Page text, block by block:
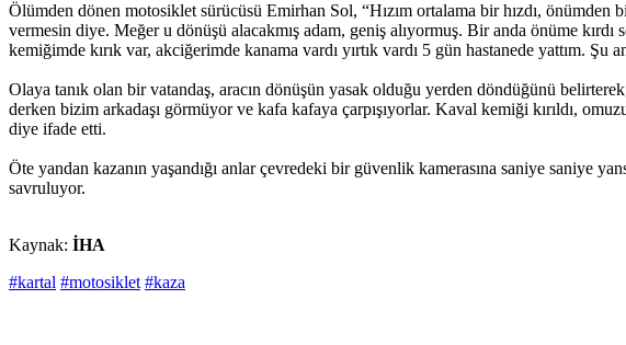
Ölümden dönen motosiklet sürücüsü Emirhan Sol, “Hızım ortalama bir hızdı,
vermesin diye. Meğer u dönüşü alacakmış adam, geniş alıyormuş. Bir anda önüme
kemiğimde kırık var, akciğerimde kanama vardı yırtık vardı 5 gün hastanede yattım. Şu
Olaya tanık olan bir vatandaş, aracın dönüşün yasak olduğu yerden döndüğünü
derken bizim arkadaşı görmüyor ve kafa kafaya çarpışıyorlar. Kaval kemiği kırıldı,
diye ifade etti.
Öte yandan kazanın yaşandığı anlar çevredeki bir güvenlik kamerasına saniye saniye
savruluyor.
Kaynak: İHA
#kartal #motosiklet #kaza